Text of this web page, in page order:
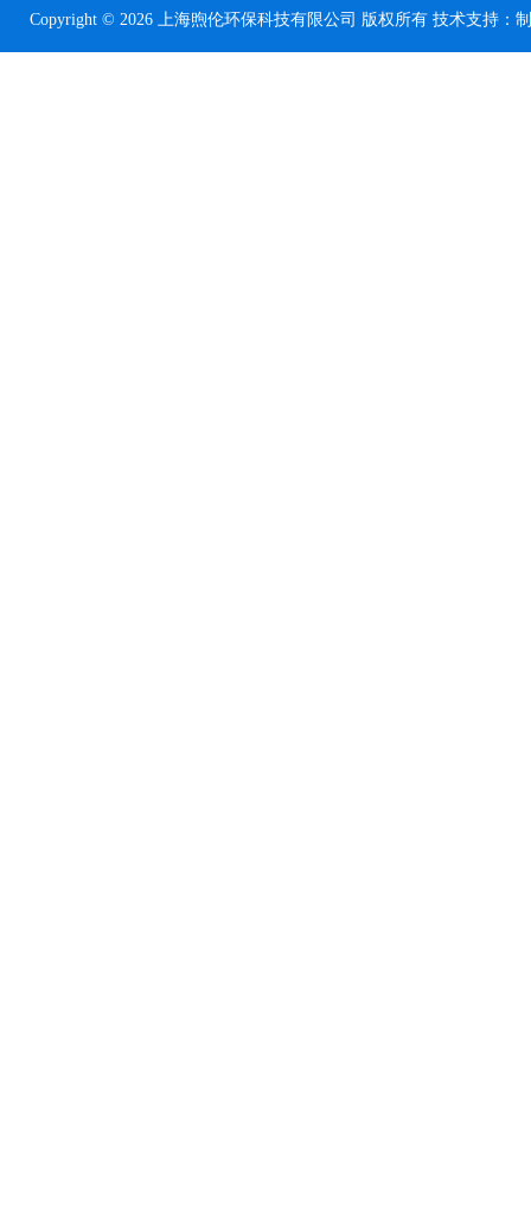
Copyright © 2026 上海煦伦环保科技有限公司 版权所有 技术支持：